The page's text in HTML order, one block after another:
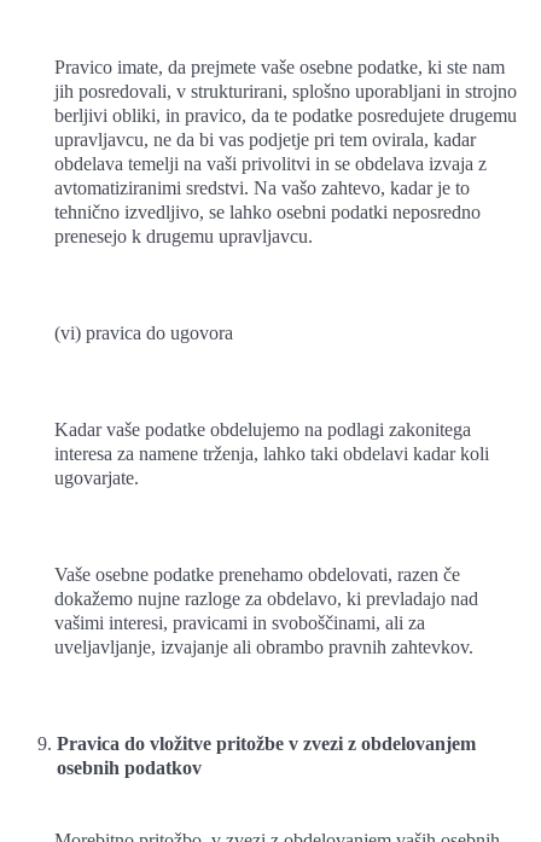
Pravico imate, da prejmete vaše osebne podatke, ki ste nam
jih posredovali, v strukturirani, splošno uporabljani in strojno
berljivi obliki, in pravico, da te podatke posredujete drugemu
upravljavcu, ne da bi vas podjetje pri tem ovirala, kadar
obdelava temelji na vaši privolitvi in se obdelava izvaja z
avtomatiziranimi sredstvi. Na vašo zahtevo, kadar je to
tehnično izvedljivo, se lahko osebni podatki neposredno
prenesejo k drugemu upravljavcu.
(vi) pravica do ugovora
Kadar vaše podatke obdelujemo na podlagi zakonitega
interesa za namene trženja, lahko taki obdelavi kadar koli
ugovarjate.
Vaše osebne podatke prenehamo obdelovati, razen če
dokažemo nujne razloge za obdelavo, ki prevladajo nad
vašimi interesi, pravicami in svoboščinami, ali za
uveljavljanje, izvajanje ali obrambo pravnih zahtevkov.
Pravica do vložitve pritožbe v zvezi z obdelovanjem
osebnih podatkov